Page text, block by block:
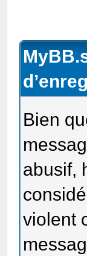
Bien
abusif,
violent